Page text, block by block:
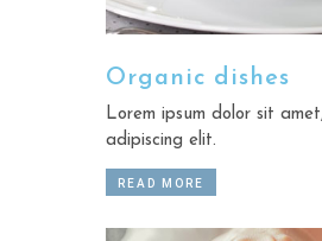
Organic dishes
Lorem ipsum dolor sit
adipiscing elit.
READ MORE